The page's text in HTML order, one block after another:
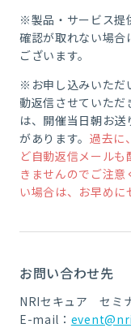
※製品・サービス提
確認が取れない場
ございます。
※お申し込みいただ
動返信させていた
は、開催当日朝お
があります。過去に
ど自動返信メール
きませんのでご注
い場合は、お早めに
お問い合わせ先
NRIセキュア セミ
E-mail：